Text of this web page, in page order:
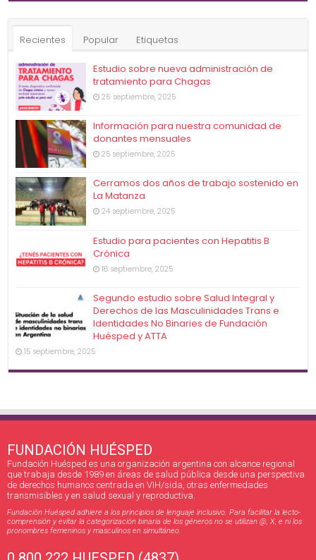
Recientes Popular Etiquetas
Estudio sobre nueva administración de
tratamiento para Chagas
26 septiembre, 2025
Información para nuestra comunidad de
donantes mensuales
25 septiembre, 2025
Cerramos dos años de trabajo sostenido en
La Matanza
24 septiembre, 2025
Estudio para pacientes con Hepatitis B
Crónica
18 septiembre, 2025
Segundo estudio sobre Salud Integral y
Derechos de las Masculinidades Trans e
Identidades No Binaries de Fundación
Huésped y ATTA
15 septiembre, 2025
FUNDACIÓN HUÉSPED
Fundación Huésped es una organización argentina con alcance regional
que trabaja desde 1989 en áreas de salud pública desde una perspectiva
de derechos humanos centrada en VIH/sida, otras enfermedades
transmisibles y en salud sexual y reproductiva.
Fundación Huésped adhiere a los principios de lenguaje inclusivo. Para facilitar la lecto-
comprensión y evitar la categorización binaria de los géneros no se utilizan @, X, e ni los
pronombres femeninos y masculinos en simultáneo.